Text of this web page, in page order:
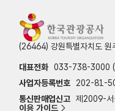
(26464) 강원특별자치도 원
대표전화 033-738-3000 (
사업자등록번호
202-81-
통신판매업신고 제2009-
이용 가이드